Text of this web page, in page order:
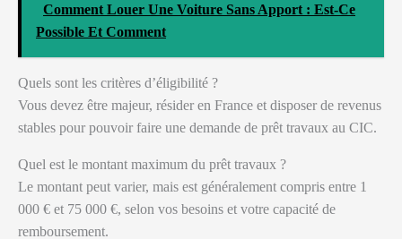
Comment Louer Une Voiture Sans Apport : Est-Ce
Possible Et Comment
Quels sont les critères d’éligibilité ?
Vous devez être majeur, résider en France et disposer de revenus
stables pour pouvoir faire une demande de prêt travaux au CIC.
Quel est le montant maximum du prêt travaux ?
Le montant peut varier, mais est généralement compris entre 1
000 € et 75 000 €, selon vos besoins et votre capacité de
remboursement.